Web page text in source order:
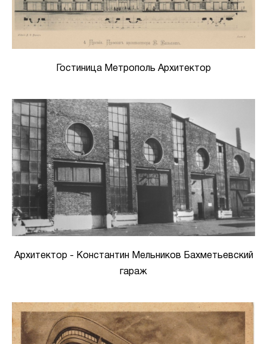
Гостиница Метрополь Архитектор
Архитектор - Константин Мельников Бахметьевский
гараж